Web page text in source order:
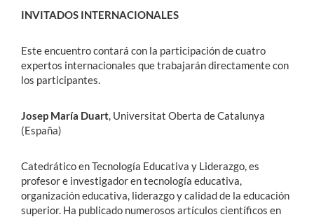
INVITADOS INTERNACIONALES
Este encuentro contará con la participación de cuatro
expertos internacionales que trabajarán directamente con
los participantes.
Josep María Duart , Universitat Oberta de Catalunya
(España)
Catedrático en Tecnología Educativa y Liderazgo, es
profesor e investigador en tecnología educativa,
organización educativa, liderazgo y calidad de la educación
superior. Ha publicado numerosos artículos científicos en